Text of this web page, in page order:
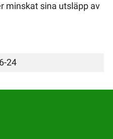
minskat sina utsläpp av
24